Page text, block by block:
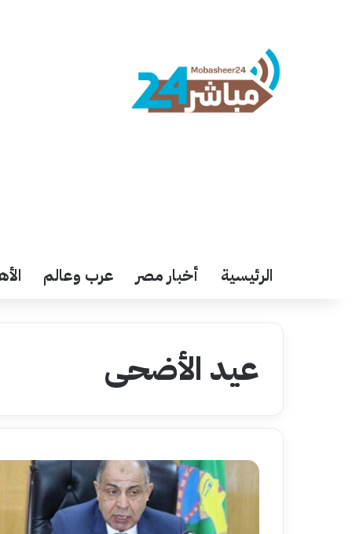
الرئيسية أخبار مصر عرب وعالم
عيد الأضحى